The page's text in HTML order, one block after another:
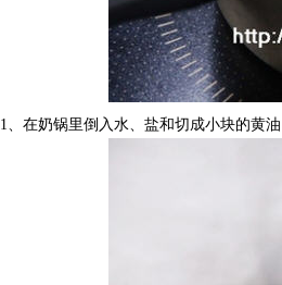
​1、在奶锅里倒入水、盐和切成小块的黄